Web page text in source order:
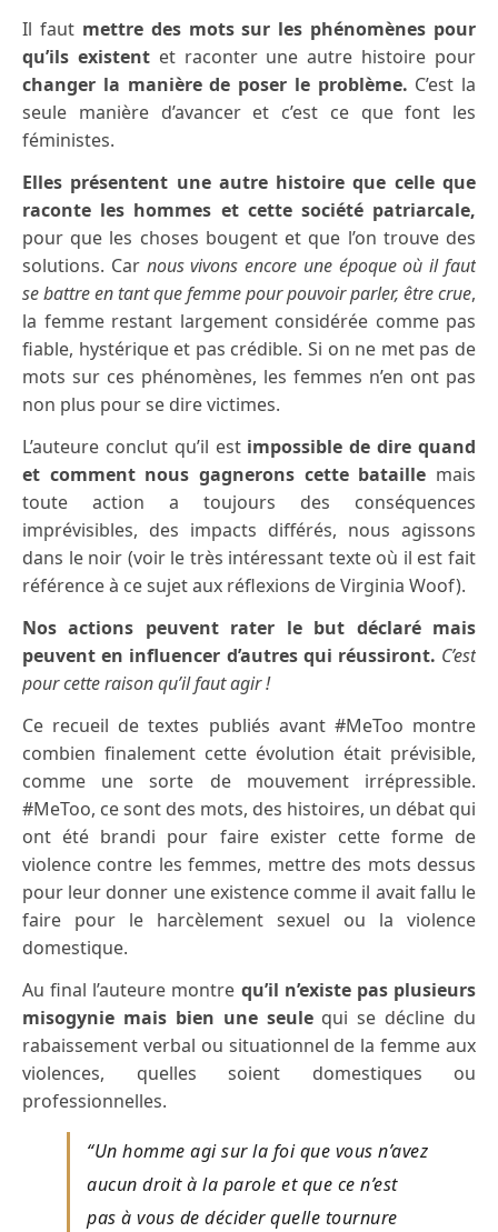
Il faut mettre des mots sur les phénomènes pour
qu’ils existentet raconter une autre histoire pour
changer la manière de poser le problème. C’est la
seule manière d’avancer et c’est ce que font les
féministes.
Elles présentent une autre histoire que celle que
raconte les hommes et cette société patriarcale,
pour que les choses bougent et que l’on trouve des
solutions. Car nous vivons encore une époque où il faut
se battre en tant que femme pour pouvoir parler, être crue,
la femme restant largement considérée comme pas
fiable, hystérique et pas crédible. Si on ne met pas de
mots sur ces phénomènes, les femmes n’en ont pas
non plus pour se dire victimes.
L’auteure conclut qu’il est impossible de dire quand
et comment nous gagnerons cette bataille mais
toute action a toujours des conséquences
imprévisibles, des impacts différés, nous agissons
dans le noir (voir le très intéressant texte où il est fait
référence à ce sujet aux réflexions de Virginia Woof).
Nos actions peuvent rater le but déclaré mais
peuvent en influencer d’autres qui réussiront. C’est
pour cette raison qu’il faut agir !
Ce recueil de textes publiés avant #MeToo montre
combien finalement cette évolution était prévisible,
comme une sorte de mouvement irrépressible.
#MeToo, ce sont des mots, des histoires, un débat qui
ont été brandi pour faire exister cette forme de
violence contre les femmes, mettre des mots dessus
pour leur donner une existence comme il avait fallu le
faire pour le harcèlement sexuel ou la violence
domestique.
Au final l’auteure montre qu’il n’existe pas plusieurs
misogynie mais bien une seulequi se décline du
rabaissement verbal ou situationnel de la femme aux
violences, quelles soient domestiques ou
professionnelles.
“Un homme agi sur la foi que vous n’avez
aucun droit à la parole et que ce n’est
pas à vous de décider quelle tournure